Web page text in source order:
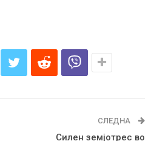
СЛЕДНА
Силен земјотрес во